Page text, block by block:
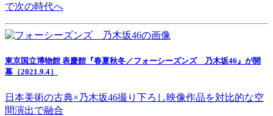
で次の時代へ
東京国立博物館 表慶館『春夏秋冬／フォーシーズンズ 乃木坂46』が開
幕（2021.9.4）
日本美術の古典×乃木坂46撮り下ろし映像作品を対比的な空
間演出で融合